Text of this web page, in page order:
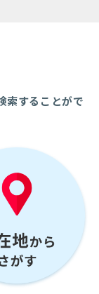
索することがで